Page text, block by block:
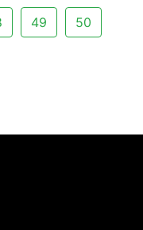
49 50